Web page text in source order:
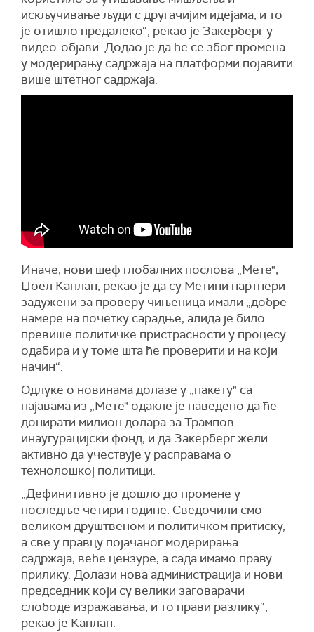
искључивање људи с другачијим идејама, и то
је отишло предалеко“, рекао је Закерберг у
видео-објави. Додао је да ће се због промена
у модерирању садржаја на платформи појавити
више штетног садржаја.
Иначе, нови шеф глобалних послова „Мете",
Џоел Каплан, рекао је да су Метини партнери
задужени за проверу чињеница имали „добре
намере на почетку сарадње, алида је било
превише политичке пристрасности у процесу
одабира и у томе шта ће проверити и на који
начин“.
Одлуке о новинама долазе у „пакету" са
најавама из „Мете" одакле је наведено да ће
донирати милион долара за Трампов
инаугурацијски фонд, и да Закерберг жели
активно да учествује у расправама о
технолошкој политици.
„Дефинитивно је дошло до промене у
последње четири године. Сведочили смо
великом друштвеном и политичком притиску,
а све у правцу појачаног модерирања
садржаја, веће цензуре, а сада имамо праву
прилику. Долази нова администрација и нови
председник који су велики заговарачи
слободе изражавања, и то прави разлику“,
рекао је Каплан.